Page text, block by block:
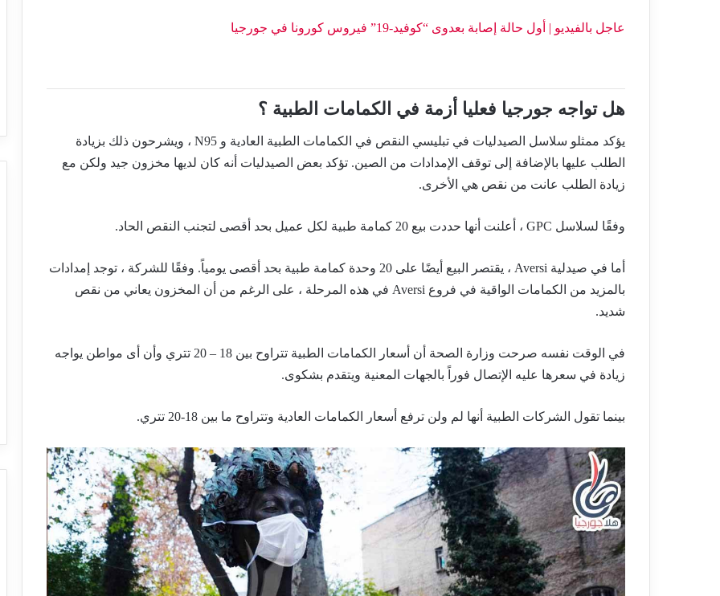
عاجل بالفيديو | أول حالة إصابة بعدوى “كوفيد-19” فيروس كورونا في جورجيا
هل تواجه جورجيا فعليا أزمة في الكمامات الطبية ؟
يؤكد ممثلو سلاسل الصيدليات في تبليسي النقص في الكمامات الطبية العادية و N95 ،
ويشرحون ذلك بزيادة
الطلب عليها بالإضافة إلى توقف الإمدادات من الصين. تؤكد بعض الصيدليات أنه كان لديها مخزون جيد ولكن مع
زيادة الطلب عانت من نقص هي الأخرى.
وفقًا لسلاسل GPC ، أعلنت أنها حددت بيع 20 كمامة طبية لكل عميل بحد أقصى لتجنب النقص الحاد.
أما في صيدلية Aversi ، يقتصر البيع أيضًا على 20 وحدة كمامة طبية بحد أقصى يومياً. وفقًا للشركة ، توجد إمدادات
بالمزيد من الكمامات الواقية في فروع Aversi في هذه المرحلة ، على الرغم من أن المخزون يعاني من نقص
شديد.
في الوقت نفسه صرحت وزارة الصحة أن أسعار الكمامات الطبية تتراوح بين 18 – 20 تتري وأن أى مواطن يواجه
زيادة في سعرها عليه الإتصال فوراً بالجهات المعنية ويتقدم بشكوى.
بينما تقول الشركات الطبية أنها لم ولن ترفع أسعار الكمامات العادية وتتراوح ما بين 18-20 تتري.